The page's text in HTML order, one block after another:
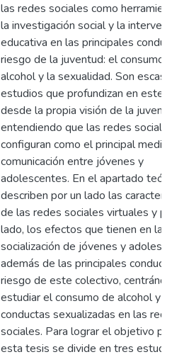
las redes sociales como
la investigación social y la
educativa en las principales
riesgo de la juventud: el consumo
alcohol y la sexualidad. Son
estudios que profundizan en este
desde la propia visión de la
entendiendo que las redes
configuran como el principal medio
comunicación entre jóvenes y
adolescentes. En el apartado
describen por un lado las
de las redes sociales virtuales y
lado, los efectos que tienen en la
socialización de jóvenes y
además de las principales
riesgo de este colectivo,
estudiar el consumo de alcohol y
conductas sexualizadas en las
sociales. Para lograr el objetivo
esta tesis se divide en tres